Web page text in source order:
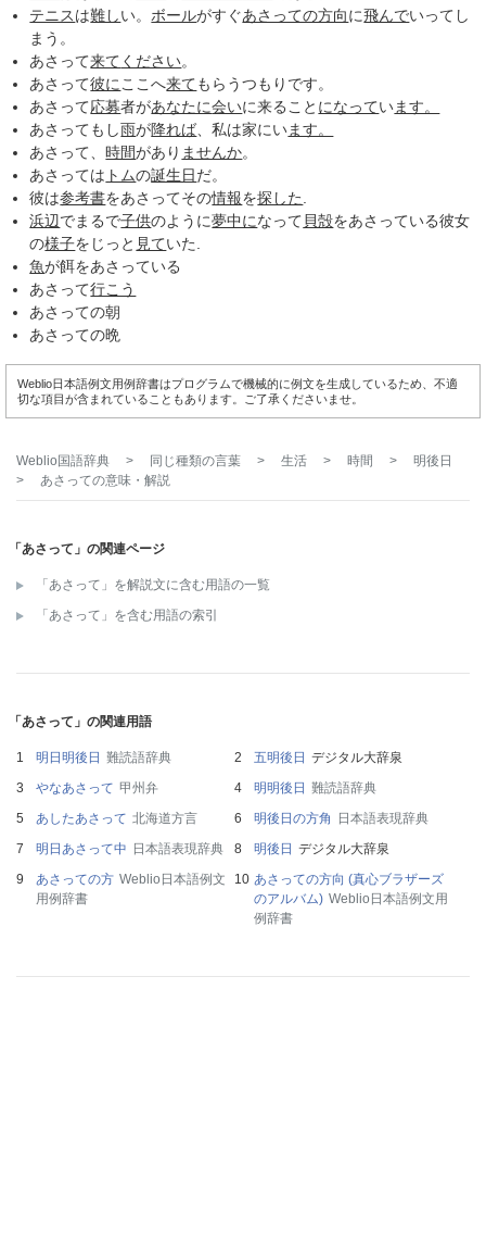
テニスは難しい。 ボールがすぐあさっての方向に飛んでいってし
まう。
あさって来て ください。
あさって彼に ここへ来てもらうつもりです。
あさって応募者があなたに会いに来ること になっています。
あさってもし雨が降れば 、私は家にいます。
あさって、時間があり ませんか。
あさっては トムの誕生日だ。
彼は参考書をあさってその情報を探した
浜辺 でまるで子供のように夢中になって 貝殻をあさっている彼女
の様子をじっと 見ていた.
魚が餌をあさっている
あさって行こう
あさっての朝
あさっての晩
Weblio日本語例文用例辞書はプログラムで機械的に例文を生成しているため、不適
切な項目が含まれていることもあります。ご了承くださいませ。
Weblio国語辞典 > 同じ種類の言葉 > 生活 > 時間 >
明後日
>
あさっての意味・解説
「あさって」の関連ページ
「あさって」を解説文に含む用語の一覧
「あさって」を含む用語の索引
「あさって」の関連用語
明日明後日 難読語辞典 五明後日 デジタル大辞泉
やなあさって 甲州弁 明明後日 難読語辞典
あしたあさって 北海道方言 明後日の方角
日本語表現辞典
明日あさって中 日本語表現辞典 明後日 デジタル大辞泉
あさっての方 Weblio日本語例文
用例辞書
あさっての方向 (真心ブラザーズ
のアルバム) Weblio日本語例文用
例辞書